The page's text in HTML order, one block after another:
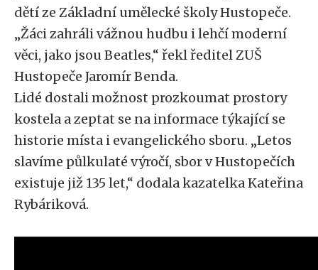
dětí ze Základní umělecké školy Hustopeče.
„Žáci zahráli vážnou hudbu i lehčí moderní
věci, jako jsou Beatles,“ řekl ředitel ZUŠ
Hustopeče Jaromír Benda.
Lidé dostali možnost prozkoumat prostory
kostela a zeptat se na informace týkající se
historie místa i evangelického sboru. „Letos
slavíme půlkulaté výročí, sbor v Hustopečích
existuje již 135 let,“ dodala kazatelka Kateřina
Rybáriková.